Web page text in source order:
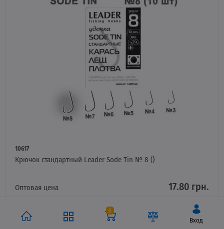
0
Вход
10617
Крючок стандартный Leader Sode Tin № 8 ()
Оптовая цена 17.80 грн.
НЕТ НА СКЛАДЕ